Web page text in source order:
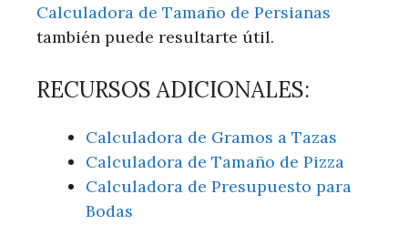
Calculadora de Tamaño de Persianas
también puede resultarte útil.
RECURSOS ADICIONALES:
Calculadora de Gramos a Tazas
Calculadora de Tamaño de Pizza
Calculadora de Presupuesto para
Bodas